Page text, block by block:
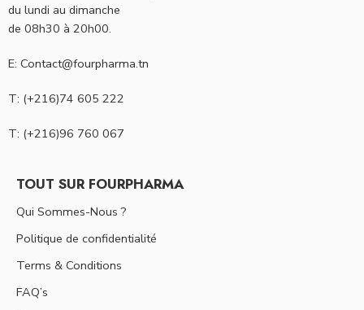
du lundi au dimanche
de 08h30 à 20h00.
E: Contact@fourpharma.tn
T: (+216)74 605 222
T: (+216)96 760 067
TOUT SUR FOURPHARMA
Qui Sommes-Nous ?
Politique de confidentialité
Terms & Conditions
FAQ’s